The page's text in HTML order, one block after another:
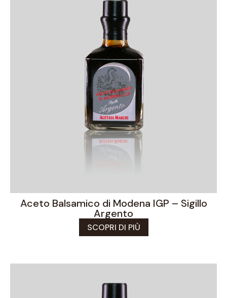
Aceto Balsamico di Modena IGP – Sigillo
Argento
SCOPRI DI PIÙ